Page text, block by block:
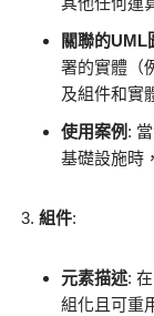
關聯的UML
署的實體（
及組件和實
使用案例 :
基礎設施時
組件:
元素描述:
組化且可重